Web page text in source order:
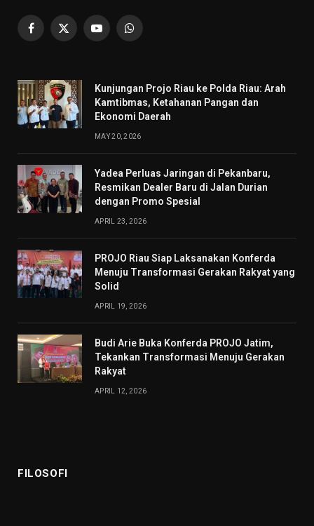
Facebook
X
YouTubeWhatsApp
Kunjungan Projo Riau ke Polda Riau: Arah
Kamtibmas, Ketahanan Pangan dan
Ekonomi Daerah
MAY 20, 2026
Yadea Perluas Jaringan di Pekanbaru,
Resmikan Dealer Baru di Jalan Durian
dengan Promo Spesial
APRIL 23, 2026
PROJO Riau Siap Laksanakan Konferda
Menuju Transformasi Gerakan Rakyat yang
Solid
APRIL 19, 2026
Budi Arie Buka Konferda PROJO Jatim,
Tekankan Transformasi Menuju Gerakan
Rakyat
APRIL 12, 2026
FILOSOFI